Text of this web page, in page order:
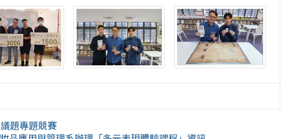
題專題競賽